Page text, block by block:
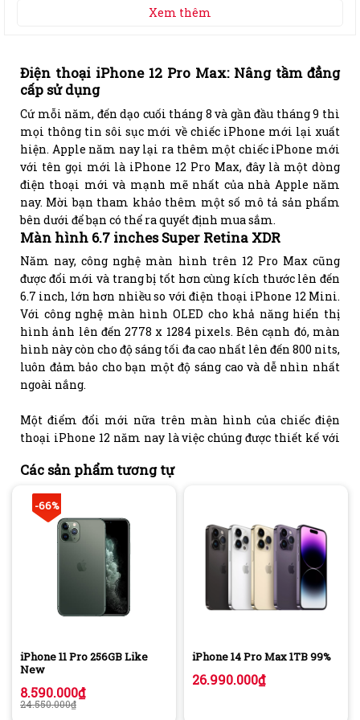
Điện thoại iPhone 12 Pro Max: Nâng tầm đẳng
cấp sử dụng
Cứ mỗi năm, đến dạo cuối tháng 8 và gần đầu tháng 9 thì
mọi thông tin sôi sục mới về chiếc iPhone mới lại xuất
hiện. Apple năm nay lại ra thêm một chiếc iPhone mới
với tên gọi mới là iPhone 12 Pro Max, đây là một dòng
điện thoại mới và mạnh mẽ nhất của nhà Apple năm
nay. Mời bạn tham khảo thêm một số mô tả sản phẩm
bên dưới để bạn có thể ra quyết định mua sắm.
Màn hình 6.7 inches Super Retina XDR
Năm nay, công nghệ màn hình trên 12 Pro Max cũng
được đổi mới và trang bị tốt hơn cùng kích thước lên đến
6.7 inch, lớn hơn nhiều so với điện thoại iPhone 12 Mini.
Với công nghệ màn hình OLED cho khả năng hiển thị
hình ảnh lên đến 2778 x 1284 pixels. Bên cạnh đó, màn
hình này còn cho độ sáng tối đa cao nhất lên đến 800 nits,
luôn đảm bảo cho bạn một độ sáng cao và dễ nhìn nhất
ngoài nắng.
Một điểm đổi mới nữa trên màn hình của chiếc điện
thoại iPhone 12 năm nay là việc chúng được thiết kế với
đẹp sang trọng cho điện thoại. Máy cũng được trang bị
nhiều phiên bản màu sắc đặc biệt cho người dùng lựa
chọn.
RAM 6GB đa nhiệm thoải mái, bộ nhớ trong
dung lượng lớn
Về trang bị phần cứng bên trong thì iPhone 12 Pro Max
có một thanh RAM lên đến 6GB. Điều này cho thấy rằng
Apple ngày đang lắng nghe người dùng nhiều hơn khi
trang bị một dung lượng RAM lớn hơn để việc đa nhiệm
cho bạn trải nghiệm các tựa game và đa nhiệm mượt mà
hơn.
Các sản phẩm tương tự
-66%
iPhone 11 Pro 256GB Like
New
8.590.000₫
24.550.000₫
iPhone 14 Pro Max 1TB 99%
26.990.000₫
Xem thêm